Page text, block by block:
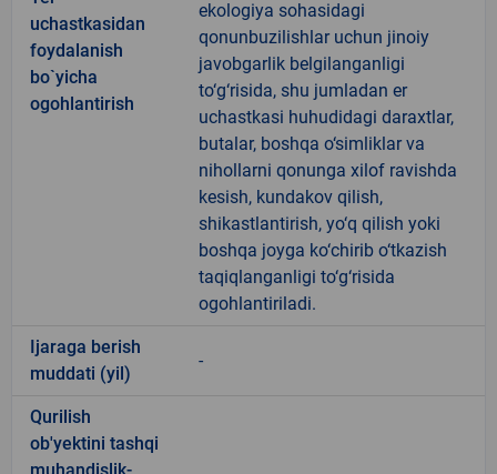
uchastkasidan
foydalanish
bo`yicha
ogohlantirish
ekologiya sohasidagi
qonunbuzilishlar uchun jinoiy
javobgarlik belgilanganligi
to‘g‘risida, shu jumladan er
uchastkasi huhudidagi daraxtlar,
butalar, boshqa o‘simliklar va
nihollarni qonunga xilof ravishda
kesish, kundakov qilish,
shikastlantirish, yo‘q qilish yoki
boshqa joyga ko‘chirib o‘tkazish
taqiqlanganligi to‘g‘risida
ogohlantiriladi.
Ijaraga berish
muddati (yil)
-
Qurilish
ob'yektini tashqi